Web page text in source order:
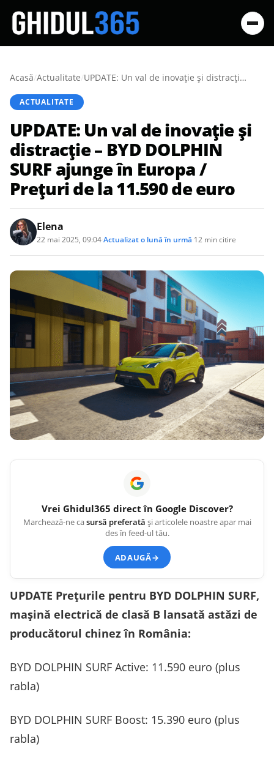
Acasă/Actualitate/ UPDATE: Un val de inovație și distracție – BYD DOLPHIN SURF ajunge în Europa / Prețuri de la 11.590 de euro
ACTUALITATE
UPDATE: Un val de inovație și
distracție – BYD DOLPHIN
SURF ajunge în Europa /
Prețuri de la 11.590 de euro
Elena
22 mai 2025, 09:04Actualizato lună în urmă 12 min citire
Vrei Ghidul365 direct în Google Discover?
Marchează-ne casursă preferată și articolele noastre apar mai
des în feed-ul tău.
ADAUGĂ→
UPDATE Prețurile pentru BYD DOLPHIN SURF,
mașină electrică de clasă B lansată astăzi de
producătorul chinez în România:
BYD DOLPHIN SURF Active: 11.590 euro (plus
rabla)
BYD DOLPHIN SURF Boost: 15.390 euro (plus
rabla)